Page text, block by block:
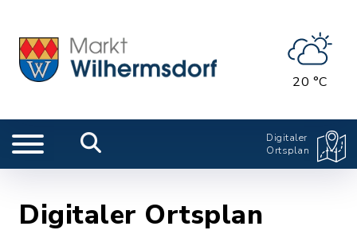
20 °C
Digitaler
Ortsplan
Digitaler Ortsplan